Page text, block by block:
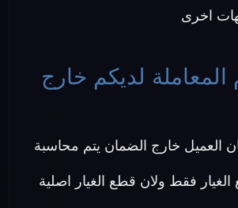
اخرى
لديكم خارج
العميل خارج الضمان يتم محاسبة
فقط ولان قطع الغيار اصلية